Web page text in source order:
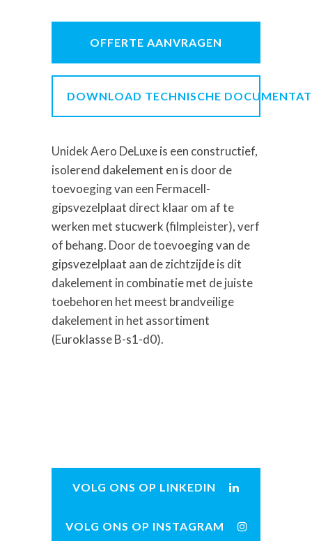
OFFERTE AANVRAGEN
DOWNLOAD TECHNISCHE
Unidek Aero DeLuxe is een constructief,
isolerend dakelement en is door de
toevoeging van een Fermacell-
gipsvezelplaat direct klaar om af te
werken met stucwerk (filmpleister), verf
of behang. Door de toevoeging van de
gipsvezelplaat aan de zichtzijde is dit
dakelement in combinatie met de juiste
toebehoren het meest brandveilige
dakelement in het assortiment
(Euroklasse B-s1-d0).
VOLG ONS OP LINKEDIN
VOLG ONS OP INSTAGRAM